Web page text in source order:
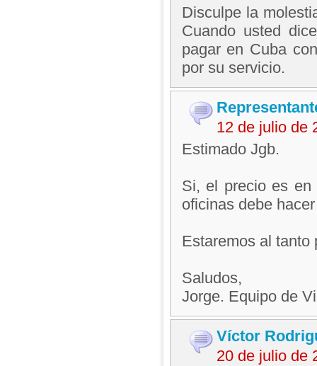
Disculpe la
Cuando usted
pagar en Cuba
por su servicio.
12 de julio de
Estimado Jgb.
Si, el precio es
oficinas debe
Estaremos al tanto
Saludos,
Jorge. Equipo de
Víctor
20 de julio de